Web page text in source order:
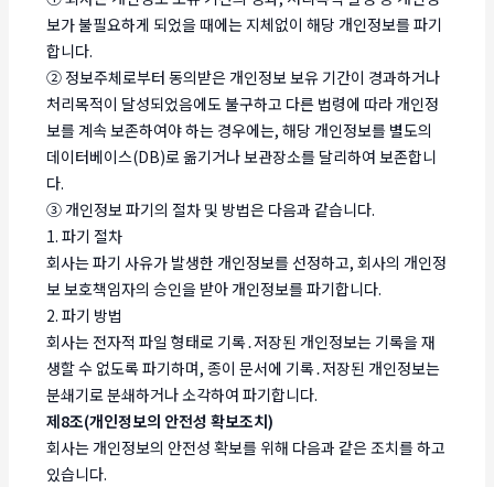
보가 불필요하게 되었을 때에는 지체없이 해당 개인정보를 파기
합니다.
② 정보주체로부터 동의받은 개인정보 보유 기간이 경과하거나
처리목적이 달성되었음에도 불구하고 다른 법령에 따라 개인정
보를 계속 보존하여야 하는 경우에는, 해당 개인정보를 별도의
데이터베이스(DB)로 옮기거나 보관장소를 달리하여 보존합니
다.
③ 개인정보 파기의 절차 및 방법은 다음과 같습니다.
1. 파기 절차
회사는 파기 사유가 발생한 개인정보를 선정하고, 회사의 개인정
보 보호책임자의 승인을 받아 개인정보를 파기합니다.
2. 파기 방법
회사는 전자적 파일 형태로 기록․저장된 개인정보는 기록을 재
생할 수 없도록 파기하며, 종이 문서에 기록․저장된 개인정보는
분쇄기로 분쇄하거나 소각하여 파기합니다.
제8조(개인정보의 안전성 확보조치)
회사는 개인정보의 안전성 확보를 위해 다음과 같은 조치를 하고
있습니다.